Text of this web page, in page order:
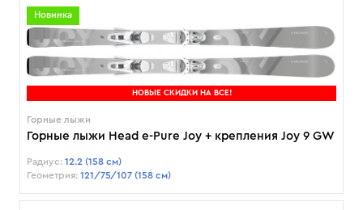
Новинка
НОВЫЕ СКИДКИ НА ВСЕ!
Горные лыжи
Горные лыжи Head e-Pure Joy + крепления Joy 9 GW
Радиус: 12.2 (158 см)
Геометрия: 121/75/107 (158 см)